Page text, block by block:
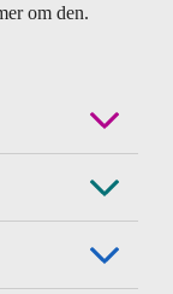
om den.